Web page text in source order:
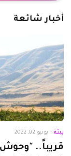
أخبار شائعة
بيئة - يونيو 02, 2022
قريباً..